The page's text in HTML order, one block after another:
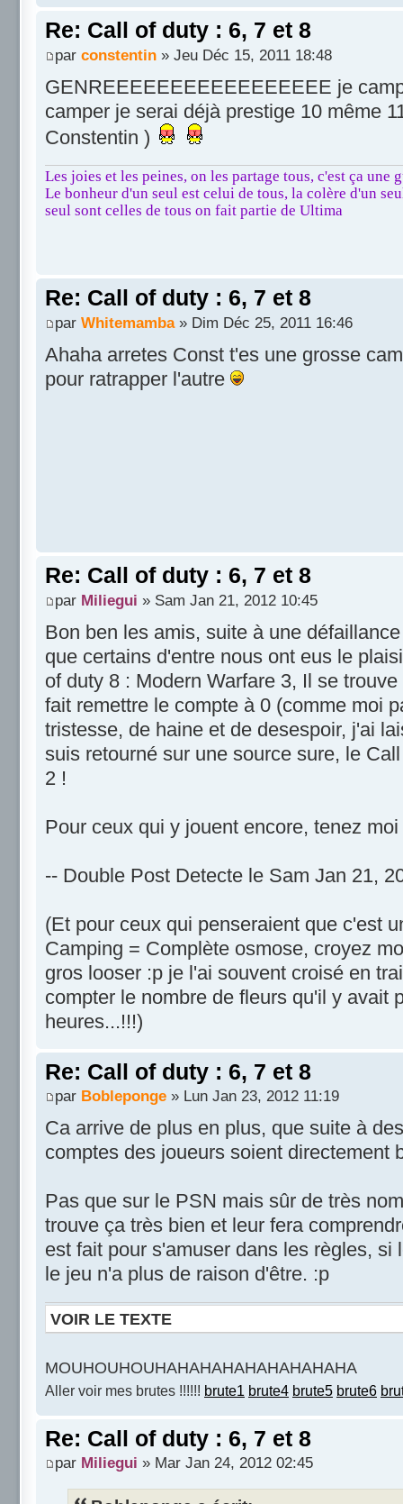
Re: Call of duty : 6, 7 et 8
par constentin » Jeu Déc 15, 2011 18:48
GENREEEEEEEEEEEEEEEEE je
camper je serai déjà prestige 10 même
Constentin )
Les joies et les peines, on les partage tous, c'est ça une
Le bonheur d'un seul est celui de tous, la colère d'un
seul sont celles de tous on fait partie de Ultima
Re: Call of duty : 6, 7 et 8
par Whitemamba» Dim Déc 25, 2011 16:46
Ahaha arretes Const t'es une grosse
pour ratrapper l'autre
Re: Call of duty : 6, 7 et 8
par Miliegui » Sam Jan 21, 2012 10:45
Bon ben les amis, suite à une
que certains d'entre nous ont eus le
of duty 8 : Modern Warfare 3, Il se
fait remettre le compte à 0 (comme moi
tristesse, de haine et de desespoir, j'ai
suis retourné sur une source sure, le
2 !
Pour ceux qui y jouent encore, tenez
-- Double Post Detecte le Sam Jan 21,
(Et pour ceux qui penseraient que c'est
Camping = Complète osmose, croyez
gros looser :p je l'ai souvent croisé en
compter le nombre de fleurs qu'il y avait
heures...!!!)
Re: Call of duty : 6, 7 et 8
par Bobleponge » Lun Jan 23, 2012 11:19
Ca arrive de plus en plus, que suite à
comptes des joueurs soient directement
Pas que sur le PSN mais sûr de très
trouve ça très bien et leur fera
est fait pour s'amuser dans les règles, si
le jeu n'a plus de raison d'être. :p
VOIR LE TEXTE
MOUHOUHOUHAHAHAHAHAHAHAHAHA
Aller voir mes brutes !!!!!! brute1 brute4 brute5 brute6
Re: Call of duty : 6, 7 et 8
par Miliegui » Mar Jan 24, 2012 02:45